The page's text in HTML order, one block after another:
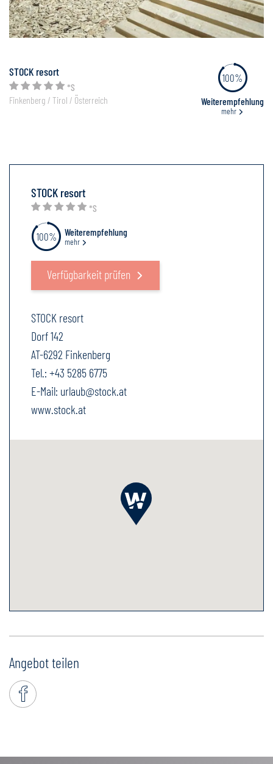
STOCK resort
*S
Finkenberg / Tirol / Österreich
100%
Weiterempfehlung
mehr
STOCK resort
*S
100% Weiterempfehlung
mehr
Verfügbarkeit prüfen
STOCK resort
Dorf 142
AT-6292 Finkenberg
Tel.: +43 5285 6775
E-Mail: urlaub@stock.at
www.stock.at
Angebot teilen